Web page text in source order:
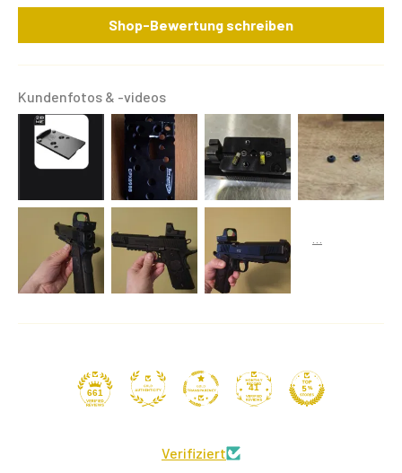
Shop-Bewertung schreiben
Kundenfotos & -videos
661
41
Verifiziert